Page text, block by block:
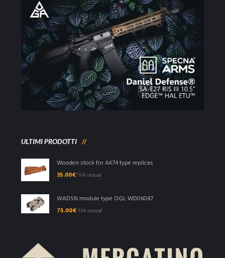
ULTIMI PRODOTTI
Wooden stock for AK74 type replicas
35.00€ "IVA inclusa"
WADSN module type OGL WD06087
75.00€ "IVA inclusa"